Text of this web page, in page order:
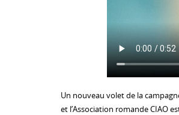
Un nouveau volet de la
et l’Association romande CIAO